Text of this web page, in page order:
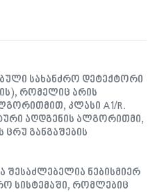
სახანძრო დეტექტორი
რომელიც არის
კლასი A1/R.
აღდგენის ალგორითმი,
ცრუ განგაშების
შესაძლებელია ნებისმიერ
სისტემაში, რომლებიც